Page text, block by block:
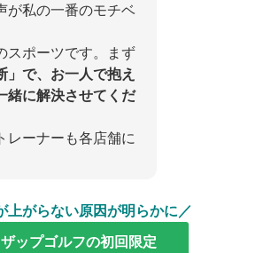
が私の一番のモチベ
スポーツです。まず
」で、お一人で抱え
緒に解決させてくだ
レーナーも各店舗に
上がらない原因が明らかに／
ップゴルフの初回限定